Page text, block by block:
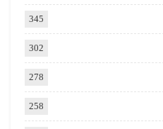
345
302
278
258